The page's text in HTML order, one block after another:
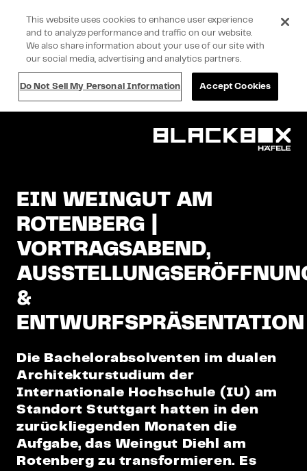
EIN WEINGUT AM
ROTENBERG |
VORTRAGSABEND,
&
ENTWURFSPRÄSENTATION
Die Bachelorabsolventen im dualen
Architekturstudium der
Internationale Hochschule (IU) am
Standort Stuttgart hatten in den
zurückliegenden Monaten die
Aufgabe, das Weingut Diehl am
Rotenberg zu transformieren. Es
This website uses cookies to enhance user experience
and to analyze performance and traffic on our website.
We also share information about your use of our site with
our social media, advertising and analytics partners.
Do Not Sell My Personal Information Accept Cookies